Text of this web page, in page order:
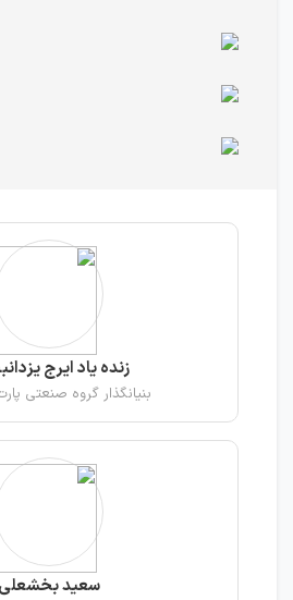
زنده یاد ایرج
بنیانگذار گروه صنعتی
سعید بخشعلی